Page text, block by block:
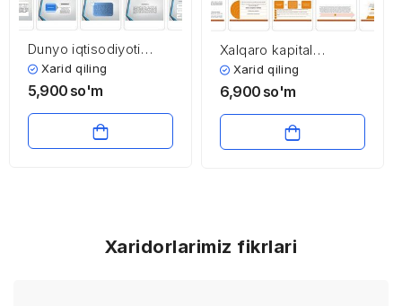
Dunyo iqtisodiyoti
globallashuvining
ahamiyati
Xarid qiling
5,900 so'm
Xalqaro kapital
migratsiyasi va
transmilliy
Xarid qiling
6,900 so'm
Xaridorlarimiz fikrlari